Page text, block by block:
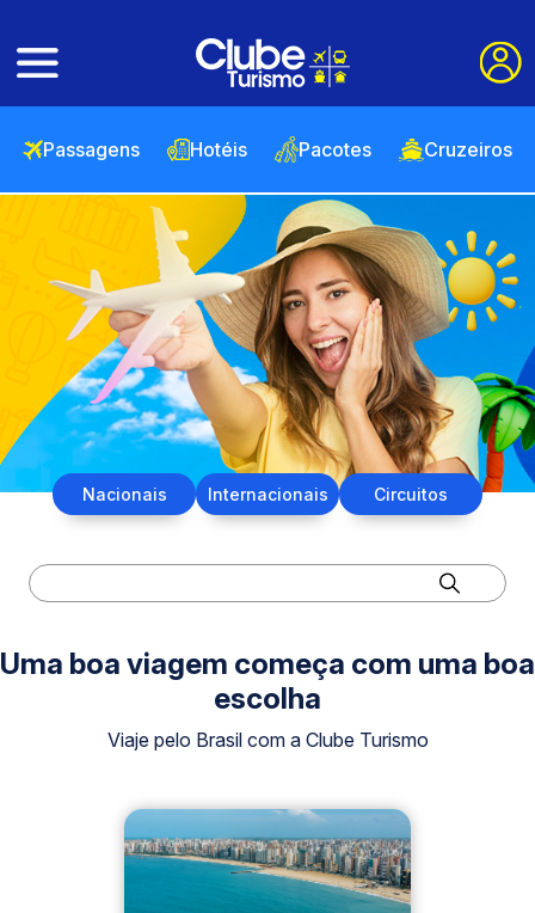
Passagens Hotéis Pacotes Cruzeiros
Nacionais Internacionais Circuitos
Uma boa viagem começa com uma boa
escolha
Viaje pelo Brasil com a Clube Turismo